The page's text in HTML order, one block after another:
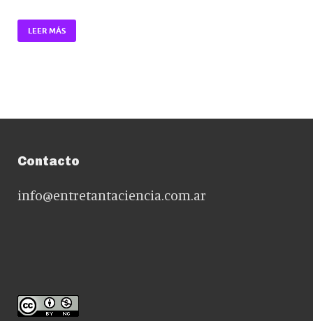
LEER MÁS
Contacto
info@entretantaciencia.com.ar